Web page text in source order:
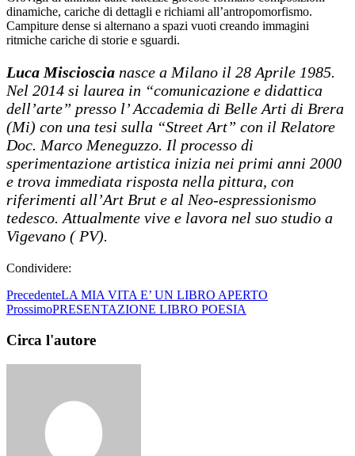
dinamiche, cariche di dettagli e richiami all’antropomorfismo.
Campiture dense si alternano a spazi vuoti creando immagini
ritmiche cariche di storie e sguardi.
Luca Miscioscia nasce a Milano il 28 Aprile 1985.
Nel 2014 si laurea in “comunicazione e didattica
dell’arte” presso l’ Accademia di Belle Arti di Brera
(Mi) con una tesi sulla “Street Art” con il Relatore
Doc. Marco Meneguzzo. Il processo di
sperimentazione artistica inizia nei primi anni 2000
e trova immediata risposta nella pittura, con
riferimenti all’Art Brut e al Neo-espressionismo
tedesco. Attualmente vive e lavora nel suo studio a
Vigevano ( PV).
Condividere:
PrecedenteLA MIA VITA E’ UN LIBRO APERTO
ProssimoPRESENTAZIONE LIBRO POESIA
Circa l'autore